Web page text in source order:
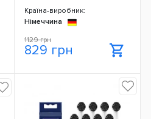
Країна-виробник:
Німеччина
1129 грн
829 грн